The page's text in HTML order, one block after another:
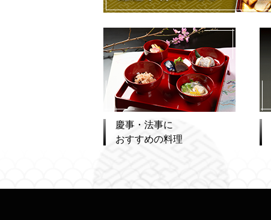
ン
慶事・法事に
おすすめの料理